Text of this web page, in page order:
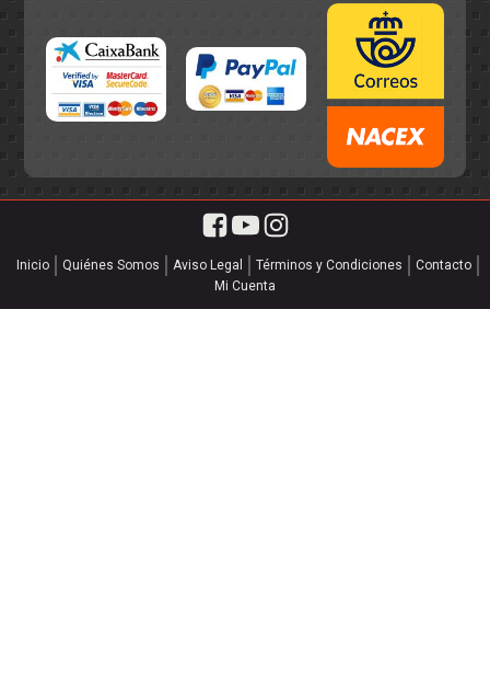
Inicio Quiénes Somos Aviso Legal Términos y Condiciones
Contacto
Mi Cuenta